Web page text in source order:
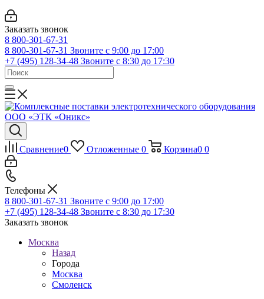
Заказать звонок
8 800-301-67-31
8 800-301-67-31 Звоните с 9:00 до 17:00
+7 (495) 128-34-48 Звоните с 8:30 до 17:30
Сравнение0 Отложенные 0 Корзина0 0
Телефоны
8 800-301-67-31 Звоните с 9:00 до 17:00
+7 (495) 128-34-48 Звоните с 8:30 до 17:30
Заказать звонок
Москва
Назад
Города
Москва
Смоленск